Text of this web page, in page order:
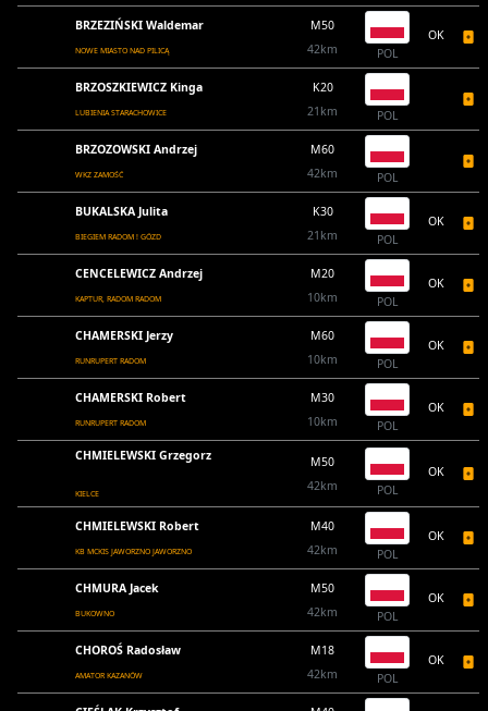
BRZEZIŃSKI Waldemar
NOWE MIASTO NAD PILICĄ
M50
42km
POL
OK
BRZOSZKIEWICZ Kinga
LUBIENIA STARACHOWICE
K20
21km
POL
BRZOZOWSKI Andrzej
WKZ ZAMOŚĆ
M60
42km
POL
BUKALSKA Julita
BIEGIEM RADOM ! GÓZD
K30
21km
POL
OK
CENCELEWICZ Andrzej
KAPTUR, RADOM RADOM
M20
10km
POL
OK
CHAMERSKI Jerzy
RUNRUPERT RADOM
M60
10km
POL
OK
CHAMERSKI Robert
RUNRUPERT RADOM
M30
10km
POL
OK
CHMIELEWSKI Grzegorz
KIELCE
M50
42km
POL
OK
CHMIELEWSKI Robert
KB MCKIS JAWORZNO JAWORZNO
M40
42km
POL
OK
CHMURA Jacek
BUKOWNO
M50
42km
POL
OK
CHOROŚ Radosław
AMATOR KAZANÓW
M18
42km
POL
OK